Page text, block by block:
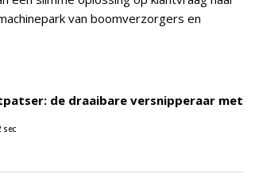
van boomverzorgers en
de draaibare versnipperaar met
sec